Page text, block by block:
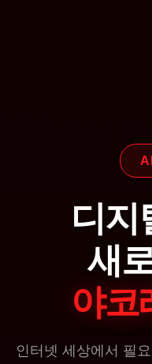
디지
새
야코
인터넷 세상에서 필